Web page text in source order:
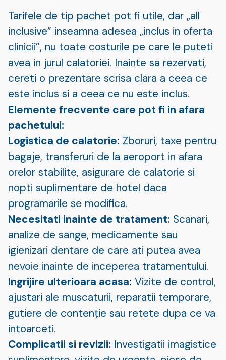
Tarifele de tip pachet pot fi utile, dar „all
inclusive” inseamna adesea „inclus in oferta
clinicii”, nu toate costurile pe care le puteti
avea in jurul calatoriei. Inainte sa rezervati,
cereti o prezentare scrisa clara a ceea ce
este inclus si a ceea ce nu este inclus.
Elemente frecvente care pot fi in afara
pachetului:
Logistica de calatorie: Zboruri, taxe pentru
bagaje, transferuri de la aeroport in afara
orelor stabilite, asigurare de calatorie si
nopti suplimentare de hotel daca
programarile se modifica.
Necesitati inainte de tratament: Scanari,
analize de sange, medicamente sau
igienizari dentare de care ati putea avea
nevoie inainte de inceperea tratamentului.
Ingrijire ulterioara acasa: Vizite de control,
ajustari ale muscaturii, reparatii temporare,
gutiere de contenție sau retete dupa ce va
intoarceti.
Complicatii si revizii: Investigatii imagistice